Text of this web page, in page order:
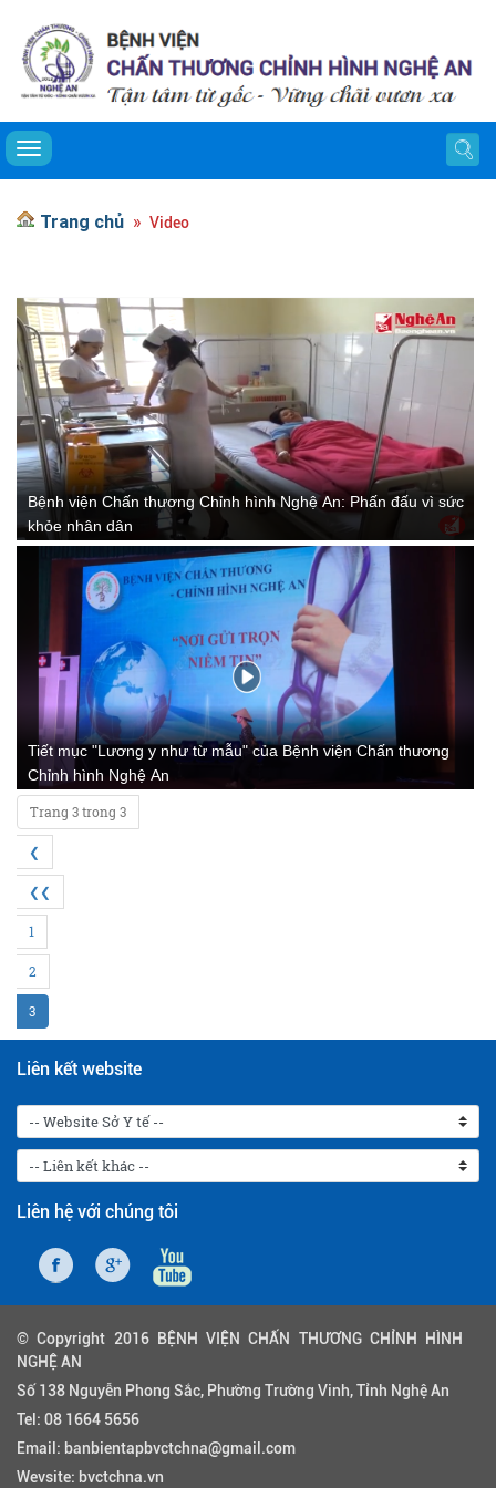
Toggle navigation
Trang chủ Video
Bệnh viện Chấn thương Chỉnh hình Nghệ An: Phấn đấu vì sức
khỏe nhân dân
Tiết mục "Lương y như từ mẫu" của Bệnh viện Chấn thương
Chỉnh hình Nghệ An
Trang 3 trong 3
❮
❮❮
1
2
3
Liên kết website
Liên hệ với chúng tôi
© Copyright 2016 BỆNH VIỆN CHẤN THƯƠNG CHỈNH HÌNH
NGHỆ AN
Số 138 Nguyễn Phong Sắc, Phường Trường Vinh, Tỉnh Nghệ An
Tel: 08 1664 5656
Email: banbientapbvctchna@gmail.com
Wevsite: bvctchna.vn